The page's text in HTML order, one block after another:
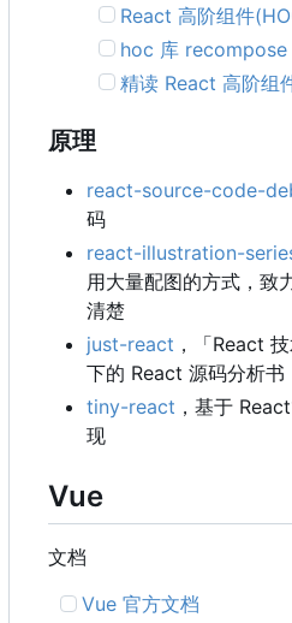
React 高阶组件
hoc 库 recompose
精读 React 高阶组
原理
react-source-code-
码
react-illustration-
用大量配图的方式，致
清楚
just-react ，
「React
下的 React 源码分析书
tiny-react ，基于
现
Vue
文档
Vue 官方文档